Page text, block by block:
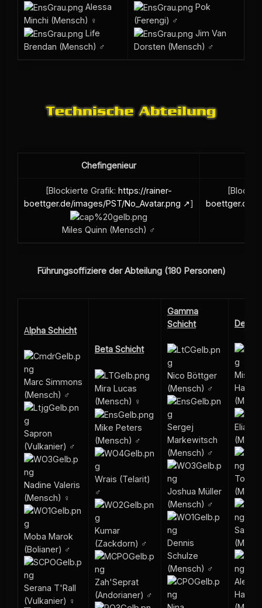
Alessa
Minchi (Mensch) ♀
Life
Brendan (Mensch) ♂
Pok
(Ferengi) ♂
Jim Van
Dorsten (Mensch) ♂
Chefingenieur
[Blockierte Grafik: https://rainer-
boettger.de/images/PST/No_Avatar.png
]
Miles Quinn (Mensch) ♂
boettger.de/
Führungsoffiziere der Abteilung (180 Personen)
Alpha Schicht
Marc Simmons
(Mensch) ♂
Sapron
(Vulkanier) ♂
Nadine Valeris
(Mensch) ♀
Moba Marok
(Bolianer) ♂
Serana T'Rall
(Vulkanier) ♀
Beta Schicht
Mira Lucas
(Mensch) ♀
Mike Peters
(Mensch) ♂
Wrais (Telarit)
♂
Kumar
(Zackdorn) ♂
Zah'Seprat
(Andorianer) ♂
Gamma
Schicht
Nico Böttger
(Mensch) ♂
Sergej
Markewitsch
(Mensch) ♂
Joshua Müller
(Mensch) ♂
Dennis
Schulze
(Mensch) ♂
Delta
Misuki
Elias
Tony
Harold